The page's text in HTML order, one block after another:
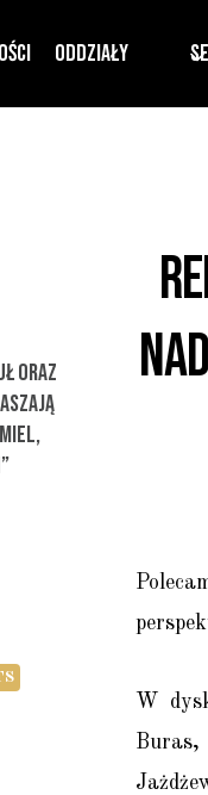
Oddziały
W
Buras,
Oraz